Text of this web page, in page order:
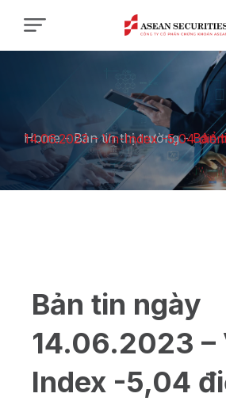
Home-Bản tin thị trường-
Bản tin ngày 14.06.2023 – Vn-Index -5,04
Bản tin ngày
14.06.2023 –
Index -5,04